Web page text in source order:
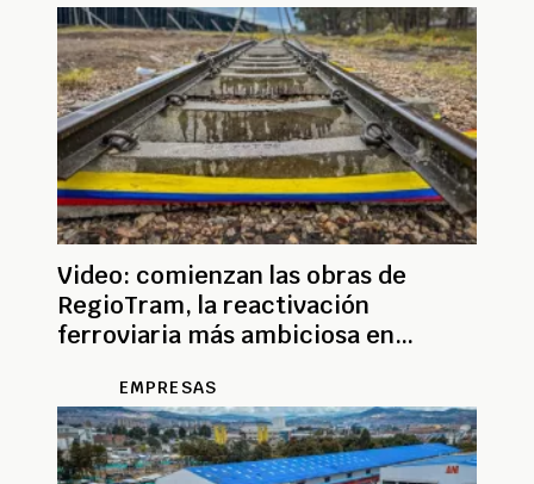
Video: comienzan las obras de
RegioTram, la reactivación
ferroviaria más ambiciosa en
EMPRESAS